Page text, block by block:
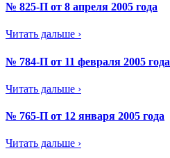
№ 825-П от 8 апреля 2005 года
Читать дальше ›
№ 784-П от 11 февраля 2005 года
Читать дальше ›
№ 765-П от 12 января 2005 года
Читать дальше ›